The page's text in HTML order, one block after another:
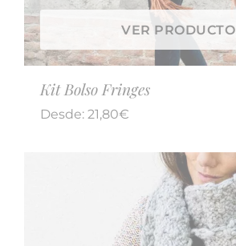
VER PRODUCTO
Kit Bolso Fringes
Desde: 21,80€